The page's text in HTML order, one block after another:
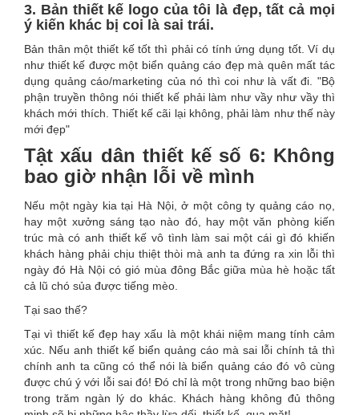
3. Bản thiết kế logo của tôi là đẹp, tất cả mọi
ý kiến khác bị coi là sai trái.
Bản thân một thiết kế tốt thì phải có tính ứng dụng tốt. Ví dụ
như thiết kế được một biển quảng cáo đẹp mà quên mất tác
dụng quảng cáo/marketing của nó thì coi như là vất đi. "Bộ
phận truyền thông nói thiết kế phải làm như vầy như vầy thì
khách mới thích. Thiết kế cãi lại không, phải làm như thế này
mới đẹp"
Tật xấu dân thiết kế số 6: Không
bao giờ nhận lỗi về mình
Nếu một ngày kia tại Hà Nội, ở một công ty quảng cáo nọ,
hay một xưởng sáng tạo nào đó, hay một văn phòng kiến
trúc mà có anh thiết kế vô tình làm sai một cái gì đó khiến
khách hàng phải chịu thiệt thòi mà anh ta đứng ra xin lỗi thì
ngày đó Hà Nội có gió mùa đông Bắc giữa mùa hè hoặc tất
cả lũ chó sủa được tiếng mèo.
Tại sao thế?
Tại vì thiết kế đẹp hay xấu là một khái niệm mang tính cảm
xúc. Nếu anh thiết kế biển quảng cáo mà sai lỗi chính tả thì
chính anh ta cũng có thể nói là biển quảng cáo đó vô cùng
được chú ý với lỗi sai đó! Đó chỉ là một trong những bao biện
trong trăm ngàn lý do khác. Khách hàng không đủ thông